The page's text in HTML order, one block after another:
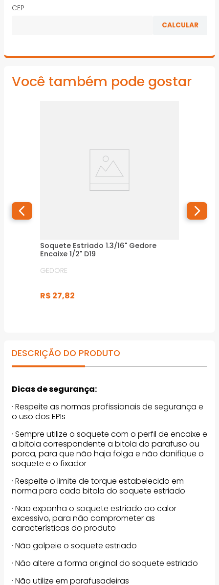
CEP
Você também pode gostar
Soquete Estriado 1.3/16" Gedore
Encaixe 1/2" D19
GEDORE
R$ 27,82
DESCRIÇÃO DO PRODUTO
Dicas de segurança:
· Respeite as normas profissionais de segurança e
o uso dos EPIs
· Sempre utilize o soquete com o perfil de encaixe e
a bitola correspondente a bitola do parafuso ou
porca, para que não haja folga e não danifique o
soquete e o fixador
· Respeite o limite de torque estabelecido em
norma para cada bitola do soquete estriado
· Não exponha o soquete estriado ao calor
excessivo, para não comprometer as
características do produto
· Não golpeie o soquete estriado
· Não altere a forma original do soquete estriado
· Não utilize em parafusadeiras